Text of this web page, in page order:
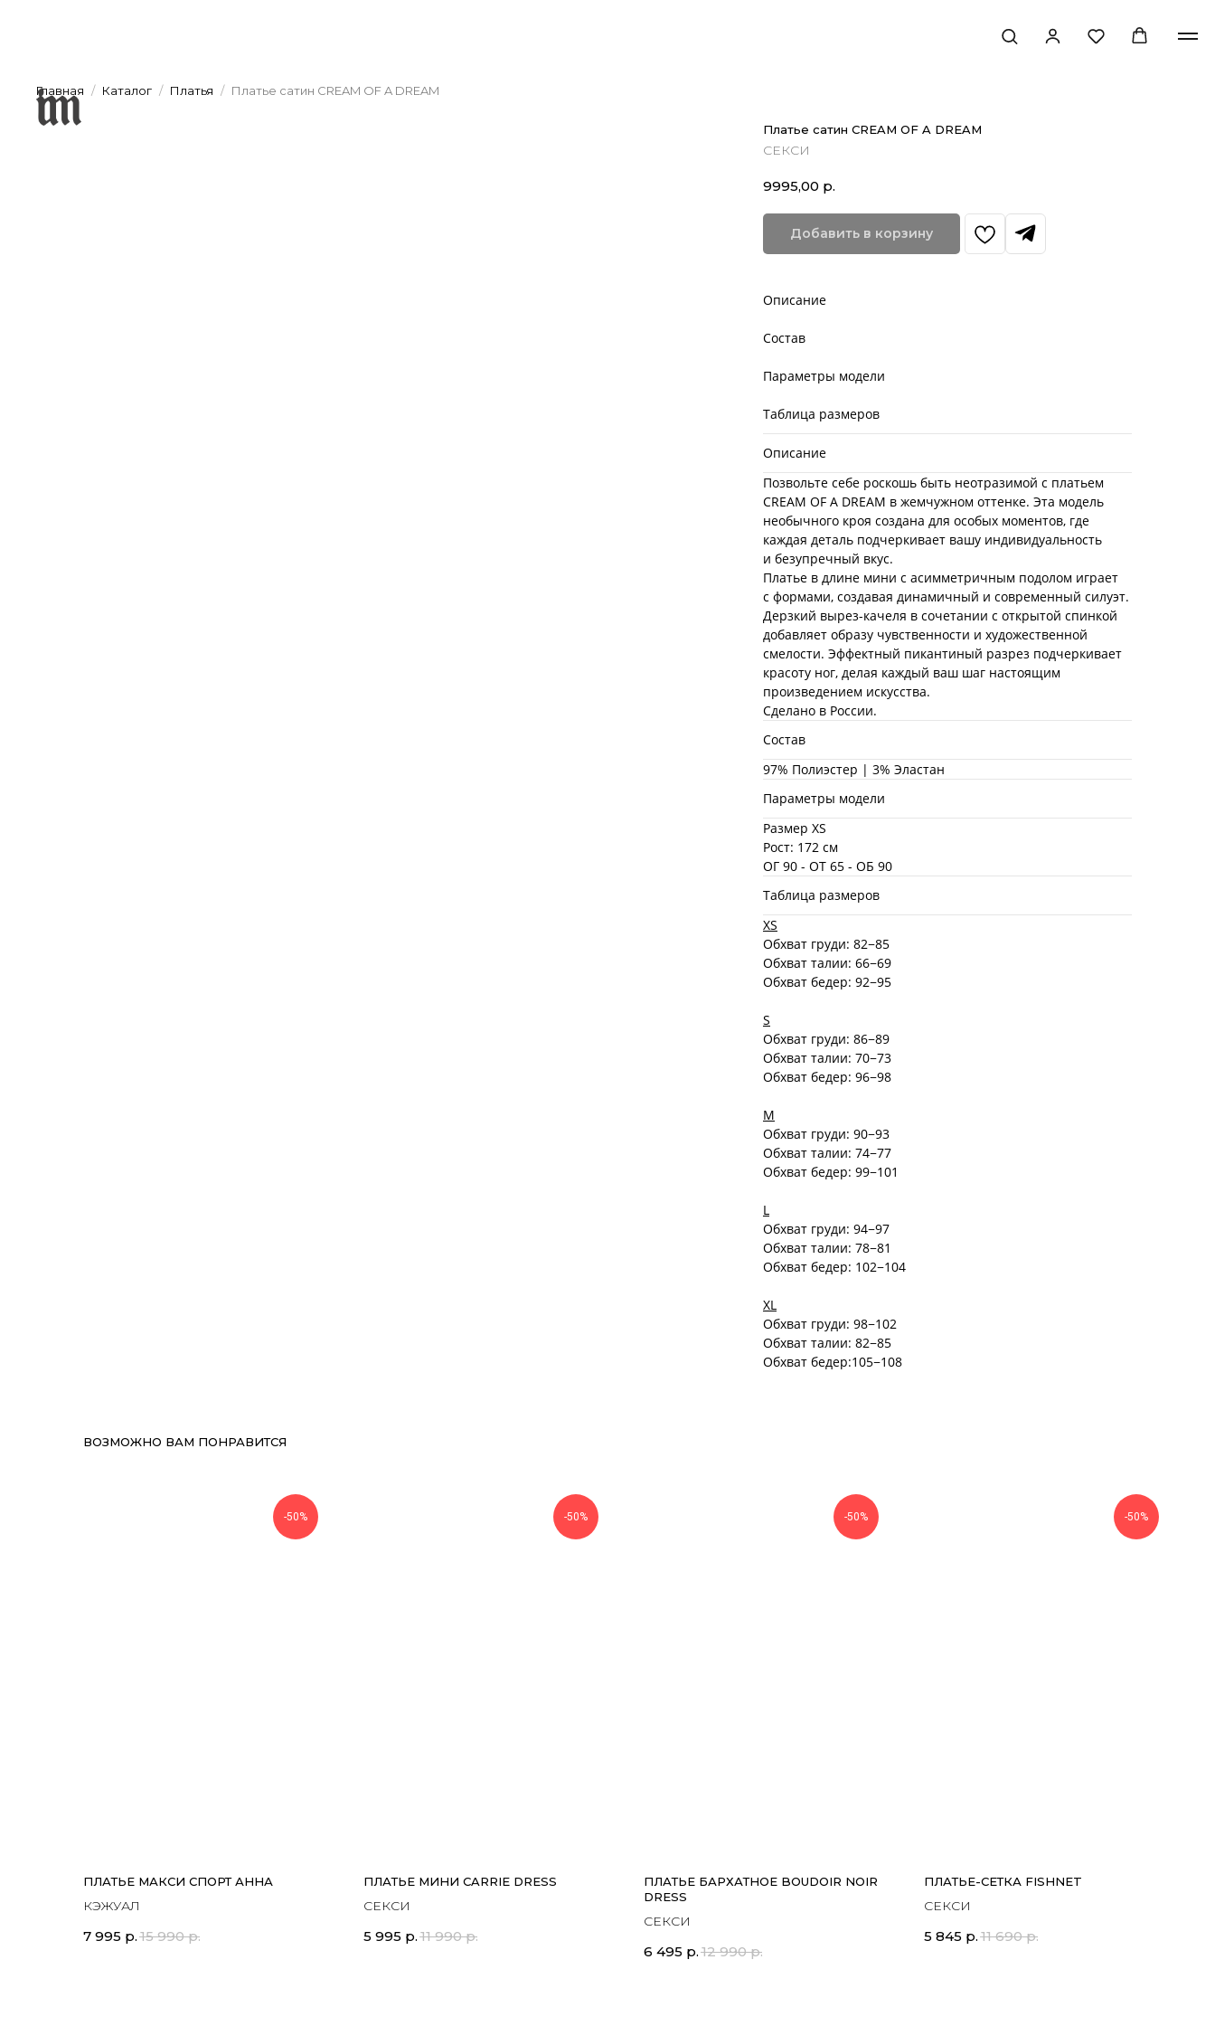
Главная Каталог Платья Платье сатин CREAM OF A DREAM
Платье сатин CREAM OF A DREAM
СЕКСИ
9995,00 р.
Добавить в корзину
Описание
Состав
Параметры модели
Таблица размеров
Описание
Позвольте себе роскошь быть неотразимой с платьем
CREAM OF A DREAM в жемчужном оттенке. Эта модель
необычного кроя создана для особых моментов, где
каждая деталь подчеркивает вашу индивидуальность
и безупречный вкус.
Платье в длине мини с асимметричным подолом играет
с формами, создавая динамичный и современный силуэт.
Дерзкий вырез-качеля в сочетании с открытой спинкой
добавляет образу чувственности и художественной
смелости. Эффектный пикантиный разрез подчеркивает
красоту ног, делая каждый ваш шаг настоящим
произведением искусства.
Сделано в России.
Состав
97% Полиэстер | 3% Эластан
Параметры модели
Размер XS
Рост: 172 см
ОГ 90 - ОТ 65 - ОБ 90
Таблица размеров
XS
Обхват груди: 82−85
Обхват талии: 66−69
Обхват бедер: 92−95
S
Обхват груди: 86−89
Обхват талии: 70−73
Обхват бедер: 96−98
M
Обхват груди: 90−93
Обхват талии: 74−77
Обхват бедер: 99−101
L
Обхват груди: 94−97
Обхват талии: 78−81
Обхват бедер: 102−104
XL
Обхват груди: 98−102
Обхват талии: 82−85
Обхват бедер:105−108
ВОЗМОЖНО ВАМ ПОНРАВИТСЯ
-50%
ПЛАТЬЕ МАКСИ СПОРТ АННА
КЭЖУАЛ
7 995 р. 15 990 р.
-50%
ПЛАТЬЕ МИНИ CARRIE DRESS
СЕКСИ
5 995 р. 11 990 р.
-50%
ПЛАТЬЕ БАРХАТНОЕ BOUDOIR NOIR
DRESS
СЕКСИ
6 495 р. 12 990 р.
-50%
ПЛАТЬЕ-СЕТКА FISHNET
СЕКСИ
5 845 р. 11 690 р.